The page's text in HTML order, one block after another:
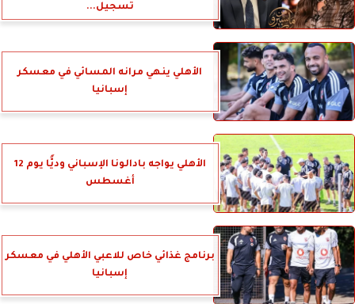
تسجيل...
الأهلي ينهي مرانه المسائي في معسكر
إسبانيا
الأهلي يواجه بادالونا الإسباني وديًّا يوم 12
أغسطس
برنامج غذائي خاص للاعبي الأهلي في معسكر
إسبانيا